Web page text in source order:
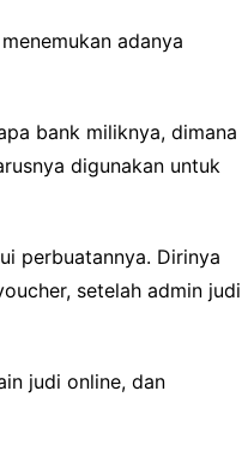
adanya
bank miliknya, dimana
digunakan untuk
perbuatannya. Dirinya
setelah admin judi
judi online, dan